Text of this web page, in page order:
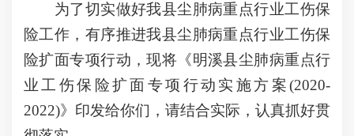
为了切实做好我县尘肺病重点行业工伤保
险工作，有序推进我县尘肺病重点行业工伤保
险扩面专项行动，现将《明溪县尘肺病重点行
业工伤保险扩面专项行动实施方案(2020-
2022)》印发给你们，请结合实际，认真抓好贯